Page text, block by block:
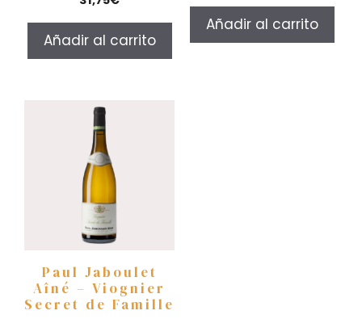
Añadir al carrito
Añadir al carrito
Paul Jaboulet
Aîné – Viognier
Secret de Famille